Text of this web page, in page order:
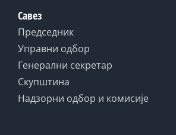
Савез
Председник
Управни одбор
Генерални секретар
Скупштина
Надзорни одбор и комисије